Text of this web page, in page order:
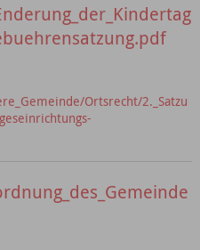
Ortsrecht/2._Satzu